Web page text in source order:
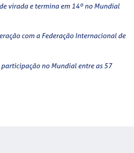
virada e termina em 14º no Mundial
com a Federação Internacional de
no Mundial entre as 57